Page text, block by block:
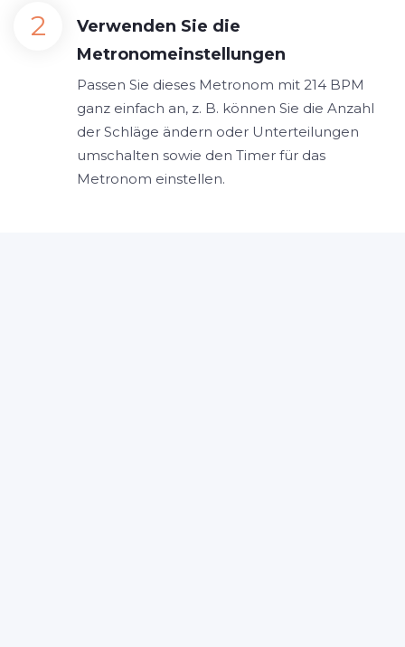
Verwenden Sie die
Metronomeinstellungen
Passen Sie dieses Metronom mit 214 BPM
ganz einfach an, z. B. können Sie die Anzahl
der Schläge ändern oder Unterteilungen
umschalten sowie den Timer für das
Metronom einstellen.